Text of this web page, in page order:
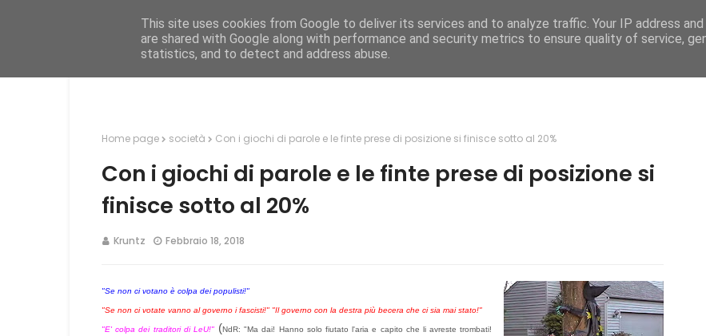
Home Caratteristiche Mega Menu
Home page società Con i giochi di parole e le finte prese di posizione si finisce sotto al 20%
Con i giochi di parole e le finte prese di posizione si
finisce sotto al 20%
Kruntz Febbraio 18, 2018
"Se non ci votano è colpa dei populisti!"
"Se non ci votate vanno al governo i fascisti!" "Il governo con la destra più becera che ci sia mai stato!"
"E' colpa dei traditori di LeU!" (NdR: "Ma dai! Hanno solo fiutato l'aria e capito che li avreste trombati!
This site uses cookies from Google to deliver its services and to analyze traffic. Your IP address
are shared with Google along with performance and security metrics to ensure quality of service,
statistics, and to detect and address abuse.